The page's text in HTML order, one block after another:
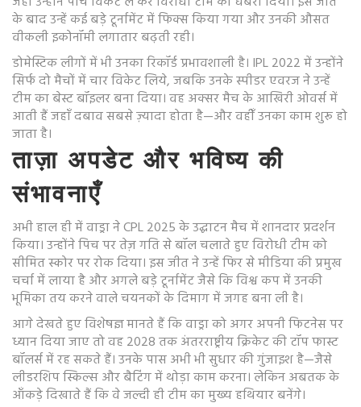
के बाद उन्हें कई बड़े टूर्नामेंट में फिक्स किया गया और उनकी औसत
वीकली इकोनॉमी लगातार बढ़ती रही।
डोमेस्टिक लीगों में भी उनका रिकॉर्ड प्रभावशाली है। IPL 2022 में उन्होंने
सिर्फ दो मैचों में चार विकेट लिये, जबकि उनके स्पीडर एवरज ने उन्हें
टीम का बेस्ट बॉइलर बना दिया। वह अक्सर मैच के आखिरी ओवर्स में
आती हैं जहाँ दबाव सबसे ज़्यादा होता है—और वहीँ उनका काम शुरू हो
जाता है।
ताज़ा अपडेट और भविष्य की
संभावनाएँ
अभी हाल ही में वाड्रा ने CPL 2025 के उद्घाटन मैच में शानदार प्रदर्शन
किया। उन्होंने पिच पर तेज़ गति से बॉल चलाते हुए विरोधी टीम को
सीमित स्कोर पर रोक दिया। इस जीत ने उन्हें फिर से मीडिया की प्रमुख
चर्चा में लाया है और अगले बड़े टूर्नामेंट जैसे कि विश्व कप में उनकी
भूमिका तय करने वाले चयनकों के दिमाग में जगह बना ली है।
आगे देखते हुए विशेषज्ञ मानते हैं कि वाड्रा को अगर अपनी फिटनेस पर
ध्यान दिया जाए तो वह 2028 तक अंतरराष्ट्रीय क्रिकेट की टॉप फास्ट
बॉलर्स में रह सकते हैं। उनके पास अभी भी सुधार की गुंजाइश है—जैसे
लीडरशिप स्किल्स और बैटिंग में थोड़ा काम करना। लेकिन अबतक के
आँकड़े दिखाते हैं कि वे जल्दी ही टीम का मुख्य हथियार बनेंगे।